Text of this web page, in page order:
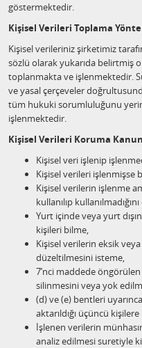
göstermektedir.
Kişisel Verileri Toplama
Kişisel verileriniz şirketimiz
sözlü olarak yukarıda belirtmiş
toplanmakta ve işlenmektedir.
ve yasal çerçeveler
tüm hukuki sorumluluğunu
işlenmektedir.
Kişisel Verileri Koruma
Kişisel veri işlenip
Kişisel verileri işlenmişse
Kişisel verilerin işlenme
kullanılıp
Yurt içinde veya yurt
kişileri bilme,
Kişisel verilerin eksik
düzeltilmesini isteme,
7’nci maddede
silinmesini veya yok
(d) ve (e) bentleri
aktarıldığı üçüncü
İşlenen verilerin
analiz edilmesi suretiyle